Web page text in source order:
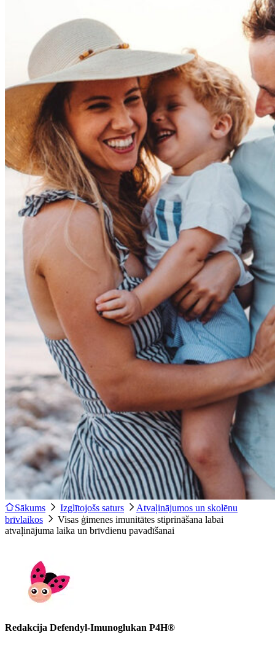
Sākums Izglītojošs saturs
Atvaļinājumos un skolēnu
brīvlaikos
Visas ģimenes imunitātes stiprināšana labai
atvaļinājuma laika un brīvdienu pavadīšanai
Redakcija Defendyl-Imunoglukan P4H®